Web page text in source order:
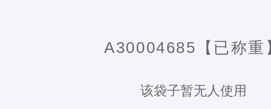
A30004685【已称重
该袋子暂无人使用